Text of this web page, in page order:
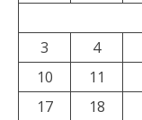
3
4
10
11
17
18